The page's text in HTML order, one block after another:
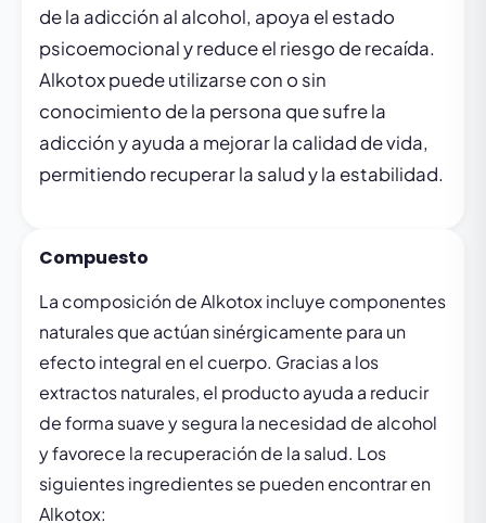
de la adicción al alcohol, apoya el estado
psicoemocional y reduce el riesgo de recaída.
Alkotox puede utilizarse con o sin
conocimiento de la persona que sufre la
adicción y ayuda a mejorar la calidad de vida,
permitiendo recuperar la salud y la estabilidad.
Compuesto
La composición de Alkotox incluye componentes
naturales que actúan sinérgicamente para un
efecto integral en el cuerpo. Gracias a los
extractos naturales, el producto ayuda a reducir
de forma suave y segura la necesidad de alcohol
y favorece la recuperación de la salud. Los
siguientes ingredientes se pueden encontrar en
Alkotox: